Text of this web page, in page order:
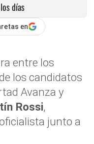
días
en
entre los
los candidatos
Avanza y
Rossi,
junto a